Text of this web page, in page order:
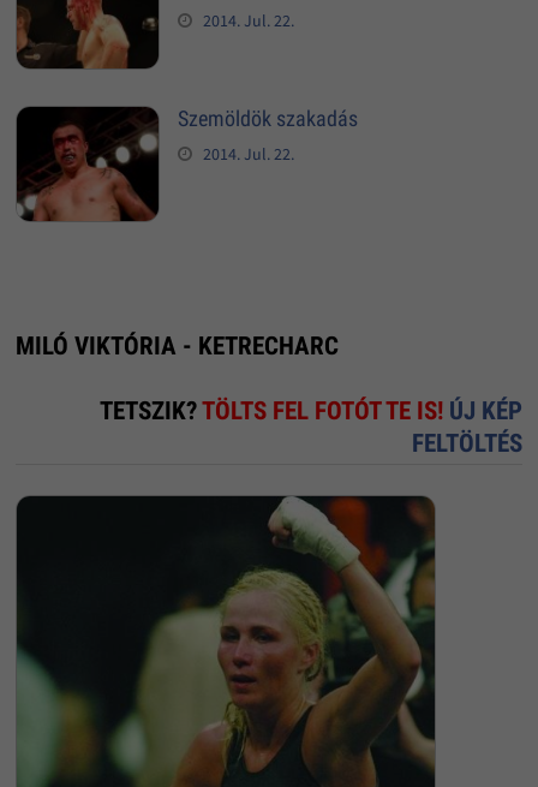
2014. Jul. 22.
Szemöldök szakadás
2014. Jul. 22.
MILÓ VIKTÓRIA - KETRECHARC
TETSZIK?TÖLTS FEL FOTÓT TE IS! ÚJ KÉP
FELTÖLTÉS